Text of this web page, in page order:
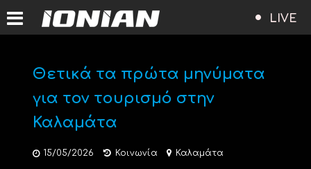
LIVE
Θετικά τα πρώτα μηνύματα
για τον τουρισμό στην
Καλαμάτα
15/05/2026 Κοινωνία Καλαμάτα